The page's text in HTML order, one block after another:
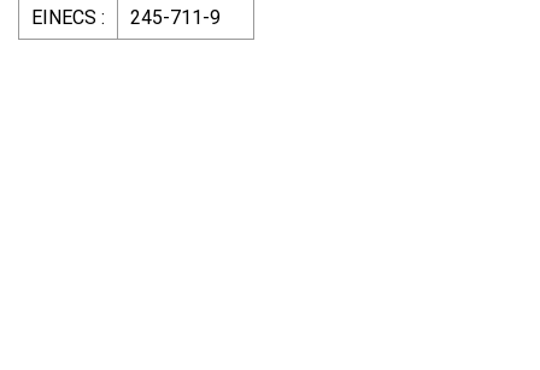
EINECS :
245-711-9